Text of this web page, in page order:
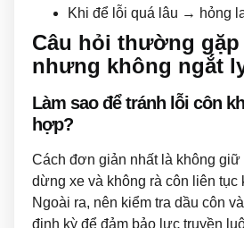
Khi để lỗi quá lâu → hỏng
Câu hỏi thường
nhưng không ngắt
Làm sao để tránh lỗi côn
hợp?
Cách đơn giản nhất là không giữ
dừng xe và không rà côn liên tục
Ngoài ra, nên kiểm tra dầu côn
định kỳ để đảm bảo lực truyền